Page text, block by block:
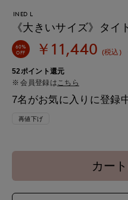
INED L
《大きいサイズ》タイ
60%
OFF
￥11,440 (税込)
52ポイント還元
会員登録は こちら
7名がお気に入りに登録
再値下げ
カー